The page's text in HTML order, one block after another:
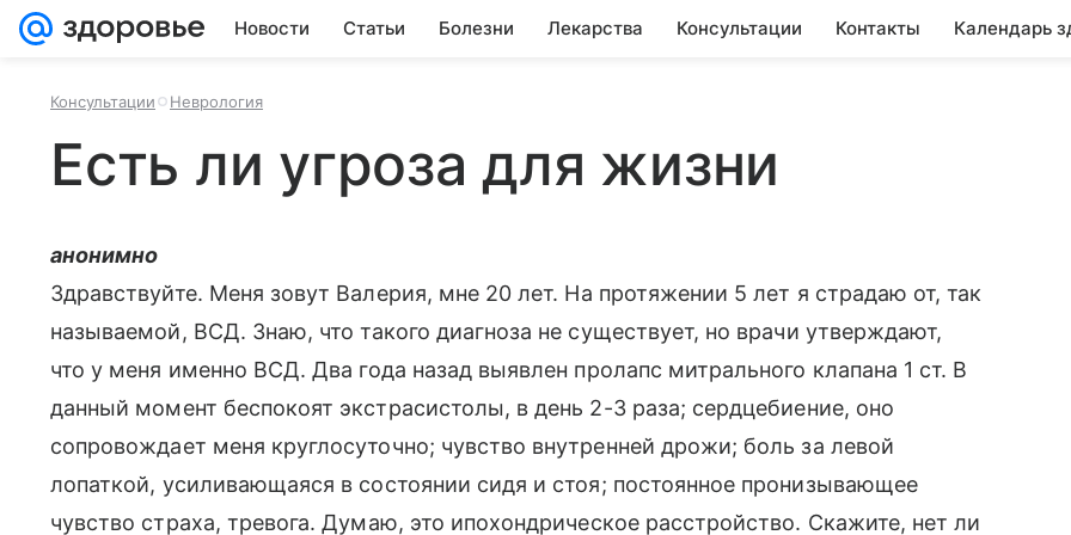
Новости Статьи Болезни Лекарства Консультации Контакты Календарь
Консультации Неврология
Есть ли угроза для жизни
анонимно
Здравствуйте. Меня зовут Валерия, мне 20 лет. На протяжении 5 лет я страдаю от, так
называемой, ВСД. Знаю, что такого диагноза не существует, но врачи утверждают,
что у меня именно ВСД. Два года назад выявлен пролапс митрального клапана 1 ст. В
данный момент беспокоят экстрасистолы, в день 2-3 раза; сердцебиение, оно
сопровождает меня круглосуточно; чувство внутренней дрожи; боль за левой
лопаткой, усиливающаяся в состоянии сидя и стоя; постоянное пронизывающее
чувство страха, тревога. Думаю, это ипохондрическое расстройство. Скажите, нет ли